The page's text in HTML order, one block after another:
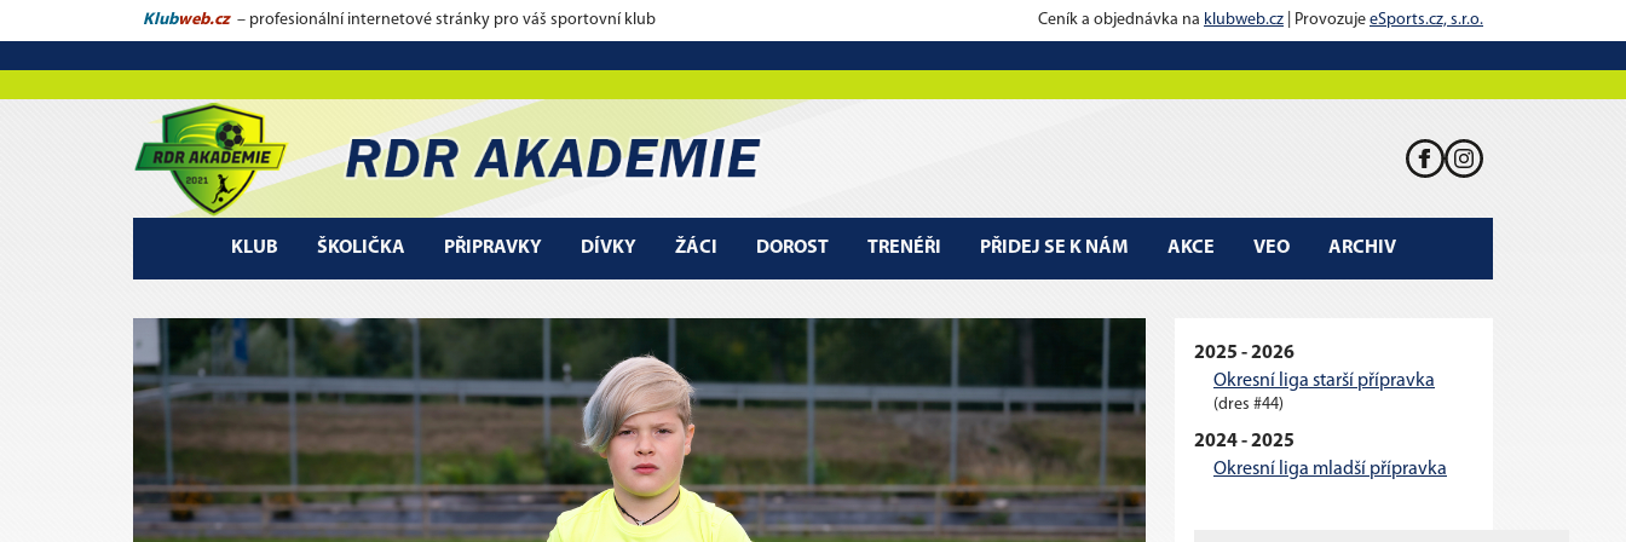
Klubweb.cz – profesionální internetové stránky pro váš sportovní klub Ceník a objednávka na klubweb.cz | Provozuje eSports.cz, s.r.o.
KLUB ŠKOLIČKA PŘIPRAVKY DÍVKY ŽÁCI DOROST TRENÉŘI PŘIDEJ SE K NÁM AKCE VEO ARCHIV
2025 - 2026
Okresní liga starší přípravka
(dres #44)
2024 - 2025
Okresní liga mladší přípravka